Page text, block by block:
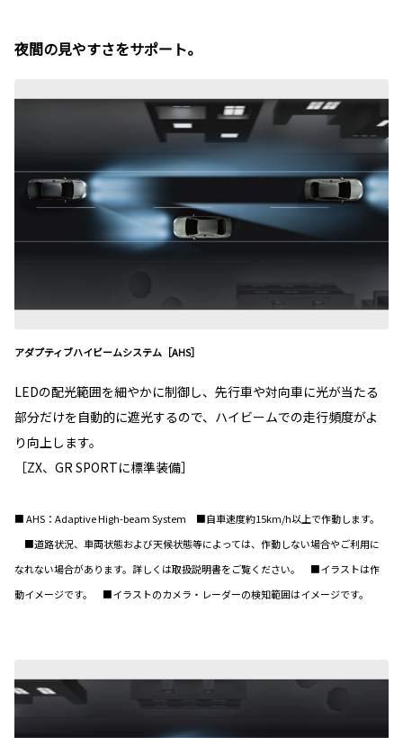
夜間の見やすさをサポート。
アダプティブハイビームシステム［AHS］
LEDの配光範囲を細やかに制御し、先行車や対向車に光が当たる
部分だけを自動的に遮光するので、ハイビームでの走行頻度がよ
り向上します。
［ZX、GR SPORTに標準装備］
■ AHS：Adaptive High-beam System ■自車速度約15km/h以上で作動します。
■道路状況、車両状態および天候状態等によっては、作動しない場合やご利用に
なれない場合があります。詳しくは取扱説明書をご覧ください。 ■イラストは作
動イメージです。 ■イラストのカメラ・レーダーの検知範囲はイメージです。